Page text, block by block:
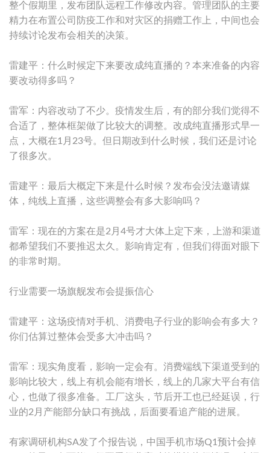
整个假期里，发布团队远程工作修改内容。管理团队的主要
精力在布置公司防疫工作和对灾区的捐赠工作上，中间也会
持续讨论发布会相关的决策。
雷建平：什么时候定下来要改成纯直播的？本来准备的内容
要改动得多吗？
雷军：内容改动了不少。疫情发生后，有的部分我们觉得不
合适了，整体框架做了比较大的调整。改成纯直播形式早一
点，大概在1月23号。但日期改到什么时候，我们还是讨论
了很多次。
雷建平：最后大概定下来是什么时候？发布会没法邀请媒
体，纯线上直播，这些调整会有多大影响吗？
雷军：现在的方案在是2月4号才大体上定下来，上游和渠道
都希望我们不要推迟太久。影响肯定有，但我们得面对眼下
的非常时期。
行业需要一场旗舰发布会提振信心
雷建平：这场疫情对手机、消费电子行业的影响会有多大？
你们估算过整体会受多大冲击吗？
雷军：现实角度看，影响一定会有。消费端线下渠道受到的
影响比较大，线上有机会能有增长，线上的几家大平台有信
心，也做了很多准备。工厂这头，节后开工也已经延误，行
业的2月产能部分缺口有挑战，后面要看追产能的进展。
有家调研机构SA发了个报告说，中国手机市场Q1预计会掉